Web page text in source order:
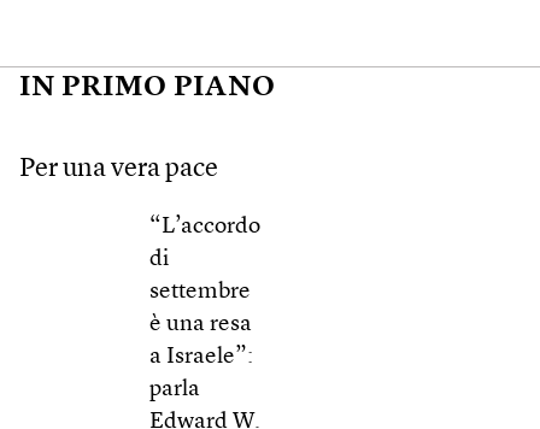
IN PRIMO PIANO
Per una vera pace
“L’accordo
di
settembre
è una resa
a Israele”:
parla
Edward W.